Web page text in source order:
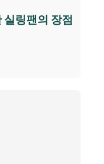
실링팬의 장점